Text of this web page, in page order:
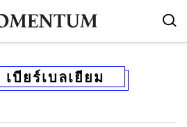
เบียร์เบลเยียม